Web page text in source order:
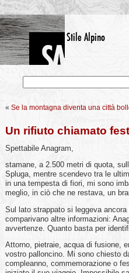
« Se la montagna diventa una città
Un rifiuto chiamato
Spettabile Anagram,
stamane, a 2.500 metri di quota,
Spluga, mentre scendevo tra le
in una tempesta di fiori, mi sono
meglio, in ciò che ne restava, un
Sul lato strappato si leggeva
comparivano altre informazioni:
avvertenze. Quanto basta per
Attorno, pietraie, acqua di fusione,
vostro palloncino. Mi sono chiesto
compleanno, commemorazione o